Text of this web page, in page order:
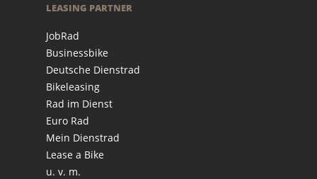
LEASING PARTNER
JobRad
Businessbike
Deutsche Dienstrad
Bikeleasing
Rad im Dienst
Euro Rad
Mein Dienstrad
Lease a Bike
u. v. m.